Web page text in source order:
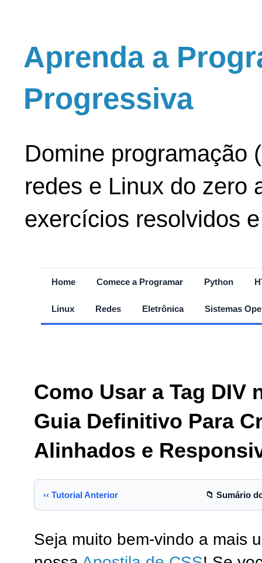
Aprenda a
Progressiva
Domine programação
redes e Linux do zero
exercícios resolvidos
Home Comece a Programar Python
Linux Redes Eletrônica Sistemas
Como Usar a Tag DIV
Guia Definitivo Para
Alinhados e
‹‹ Tutorial Anterior 📁 Sumário
Seja muito bem-vindo a mais